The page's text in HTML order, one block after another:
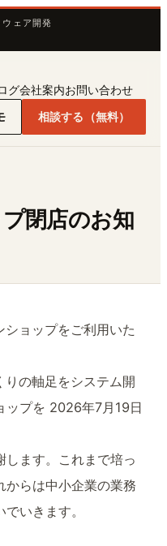
ェア開発
グ会社案内お問い合わせ
相談する（無料）
閉店のお知
ョップをご利用いた
りの軸足をシステム開
ップを 2026年7月19日
ます。これまで培っ
からは中小企業の業務
いきます。